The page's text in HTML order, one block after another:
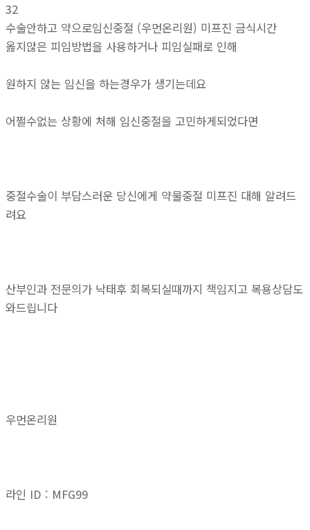
32
수술안하고 약으로임신중절 (우먼온리원) 미프진 금식시간
옳지않은 피임방법을 사용하거나 피임실패로 인해
원하지 않는 임신을 하는경우가 생기는데요
어쩔수없는 상황에 처해 임신중절을 고민하게되었다면
중절수술이 부담스러운 당신에게 약물중절 미프진 대해 알려드
려요
산부인과 전문의가 낙태후 회복되실때까지 책임지고 복용상담도
와드립니다
우먼온리원
라인 ID : MFG99